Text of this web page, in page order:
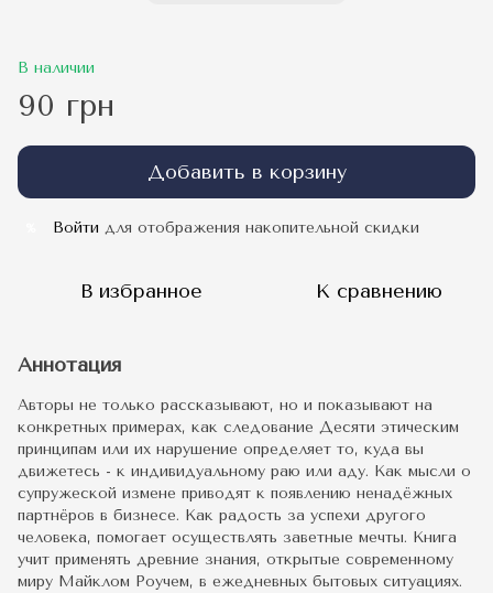
В наличии
90 грн
Добавить в корзину
Войти для отображения накопительной скидки
В избранное К сравнению
Аннотация
Авторы не только рассказывают, но и показывают на
конкретных примерах, как следование Десяти этическим
принципам или их нарушение определяет то, куда вы
движетесь - к индивидуальному раю или аду. Как мысли о
супружеской измене приводят к появлению ненадёжных
партнёров в бизнесе. Как радость за успехи другого
человека, помогает осуществлять заветные мечты. Книга
учит применять древние знания, открытые современному
миру Майклом Роучем, в ежедневных бытовых ситуациях.